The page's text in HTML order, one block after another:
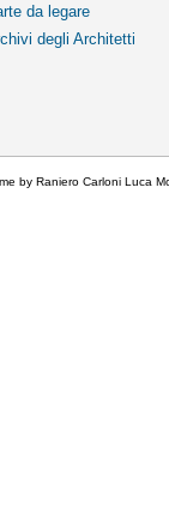
da legare
degli Architetti
by Raniero Carloni Luca